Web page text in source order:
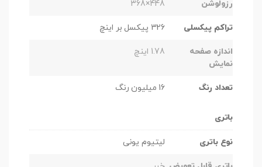
رزولوشن 448×368
تراکم پیکسلی 326 پیکسل بر اینچ
اندازه صفحه
نمایش
1.78 اینچ
تعداد رنگ 16 میلیون رنگ
باتری
نوع باتری لیتیوم یونی